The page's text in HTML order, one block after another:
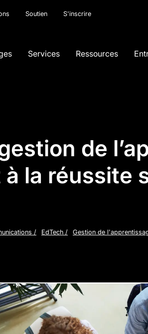
Soutien S'inscrire
Services Ressources
de
la réussite
/ EdTech / Gestion de